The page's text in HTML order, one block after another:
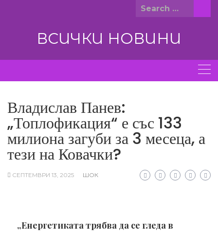
Search
ВСИЧКИ НОВИНИ
Владислав Панев:
„Топлофикация“ е със 133
милиона загуби за 3 месеца, а
тези на Ковачки?
СЕПТЕМВРИ 13, 2025 ШОК
„Енергетиката трябва да се гледа в